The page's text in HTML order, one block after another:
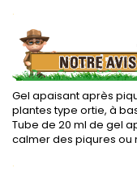
.
Gel apaisant après
plantes type ortie, à
Tube de 20 ml de gel
calmer des piqures ou
.